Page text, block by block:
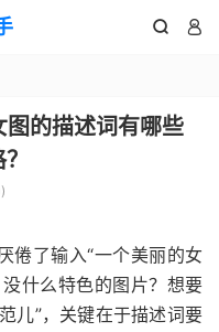
 
的描述词有哪些
)
倦了输入“一个美丽的女
什么特色的图片？想要
儿”，关键在于描述词要